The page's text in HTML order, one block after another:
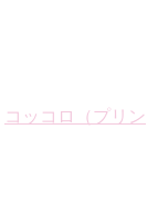
コッコロ（プリン